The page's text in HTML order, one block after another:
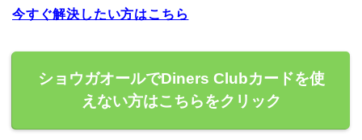
今すぐ解決したい方はこちら
ショウガオールでDiners Clubカードを使
えない方はこちらをクリック